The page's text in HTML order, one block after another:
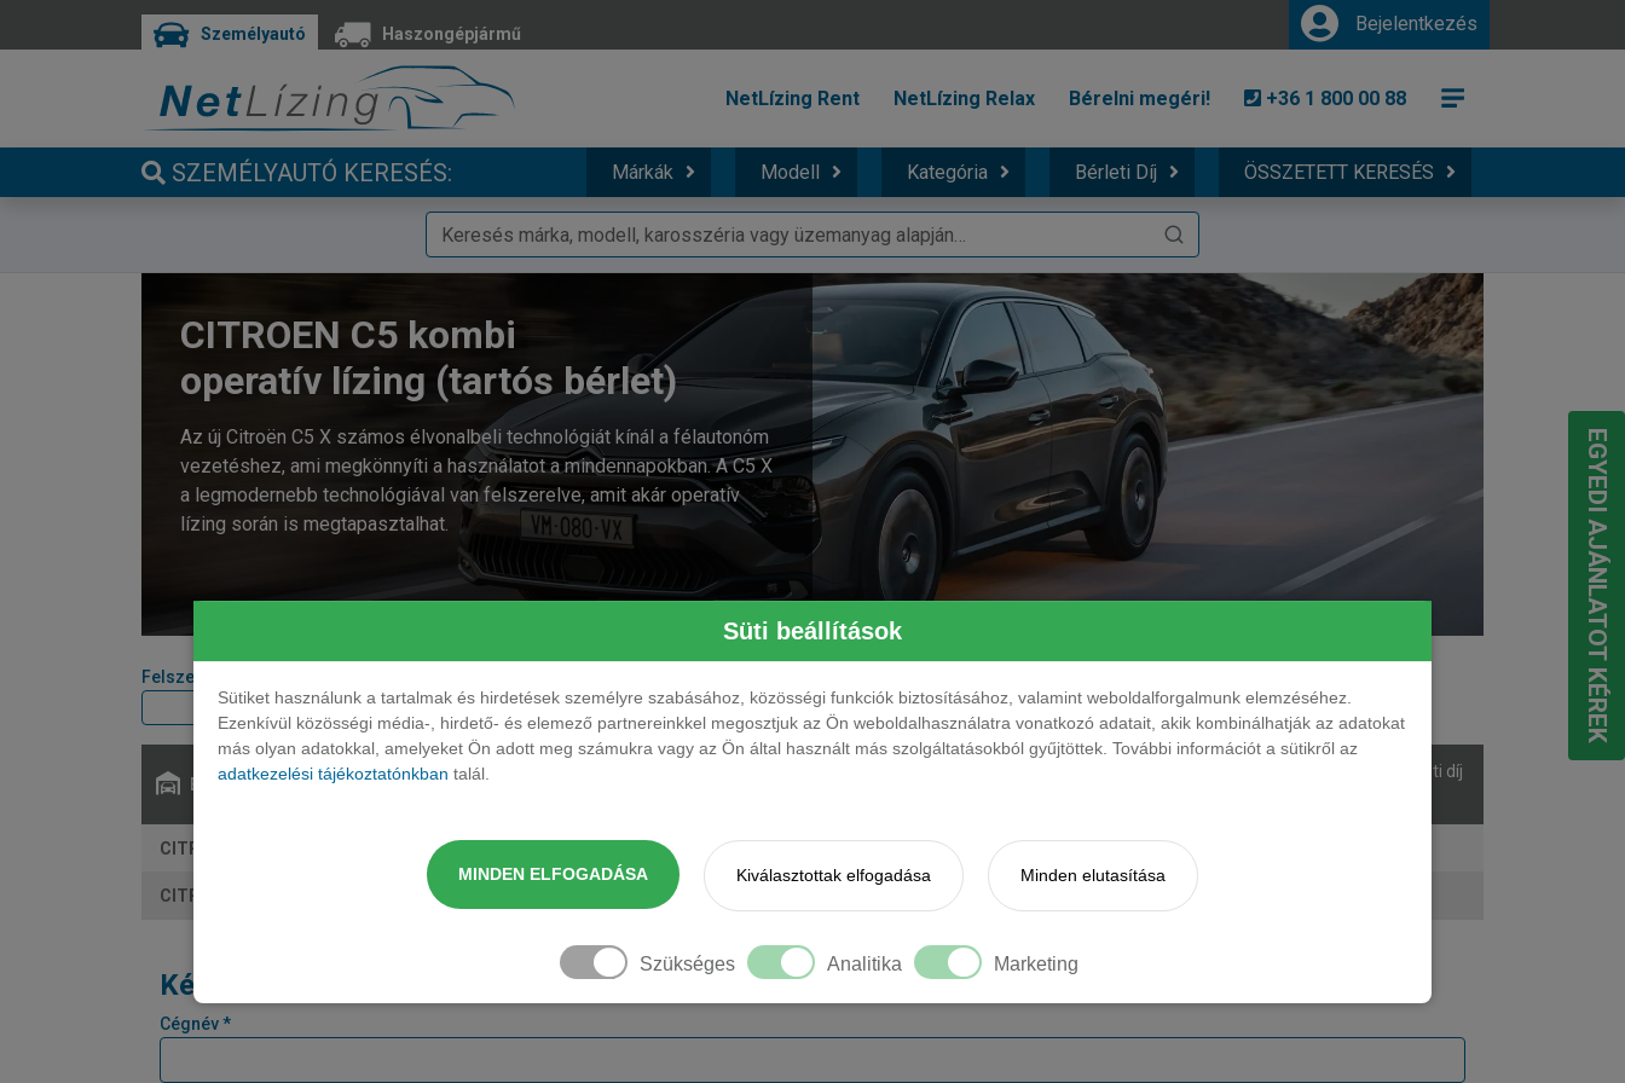
Süti beállítások
Sütiket használunk a tartalmak és hirdetések személyre szabásához, közösségi funkciók biztosításához, valamint weboldalforgalmunk elemzéséhez.
Ezenkívül közösségi média-, hirdető- és elemező partnereinkkel megosztjuk az Ön weboldalhasználatra vonatkozó adatait, akik kombinálhatják az adatokat
más olyan adatokkal, amelyeket Ön adott meg számukra vagy az Ön által használt más szolgáltatásokból gyűjtöttek. További információt a sütikről az
adatkezelési tájékoztatónkban talál.
MINDEN ELFOGADÁSA Kiválasztottak elfogadása Minden elutasítása
Szükséges Analitika Marketing
Személyautó Haszongépjármű Bejelentkezés
NetLízing Rent NetLízing Relax Bérelni megéri! +36 1 800 00 88
SZEMÉLYAUTÓ KERESÉS: Márkák Modell Kategória Bérleti Díj ÖSSZETETT KERESÉS
CITROEN C5 kombi
operatív lízing (tartós bérlet)
Az új Citroën C5 X számos élvonalbeli technológiát kínál a félautonóm
vezetéshez, ami megkönnyíti a használatot a mindennapokban. A C5 X
a legmodernebb technológiával van felszerelve, amit akár operatív
lízing során is megtapasztalhat.
Felszereltségi szint
Elérhető:
Bérleti díj
CITROEN C5 kombi 1.2 Hibrid Plus Aut. 136 LE benzin automata 5 fő 15 390 000 Ft
CITROEN C5 kombi 1.2 Hibrid Max Aut. automata 16 190 000 Ft
Kérjen tőlünk árajánlatot!
Cégnév *
EGYEDI AJÁNLATOT KÉREK